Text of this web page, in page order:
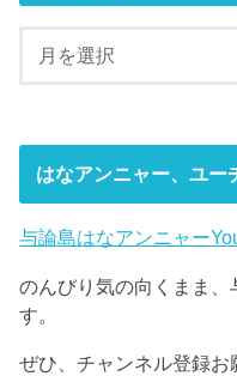
はなアンニャー、ユー
与論島はなアンニャー
のんびり気の向くまま、
す。
ぜひ、チャンネル登録お